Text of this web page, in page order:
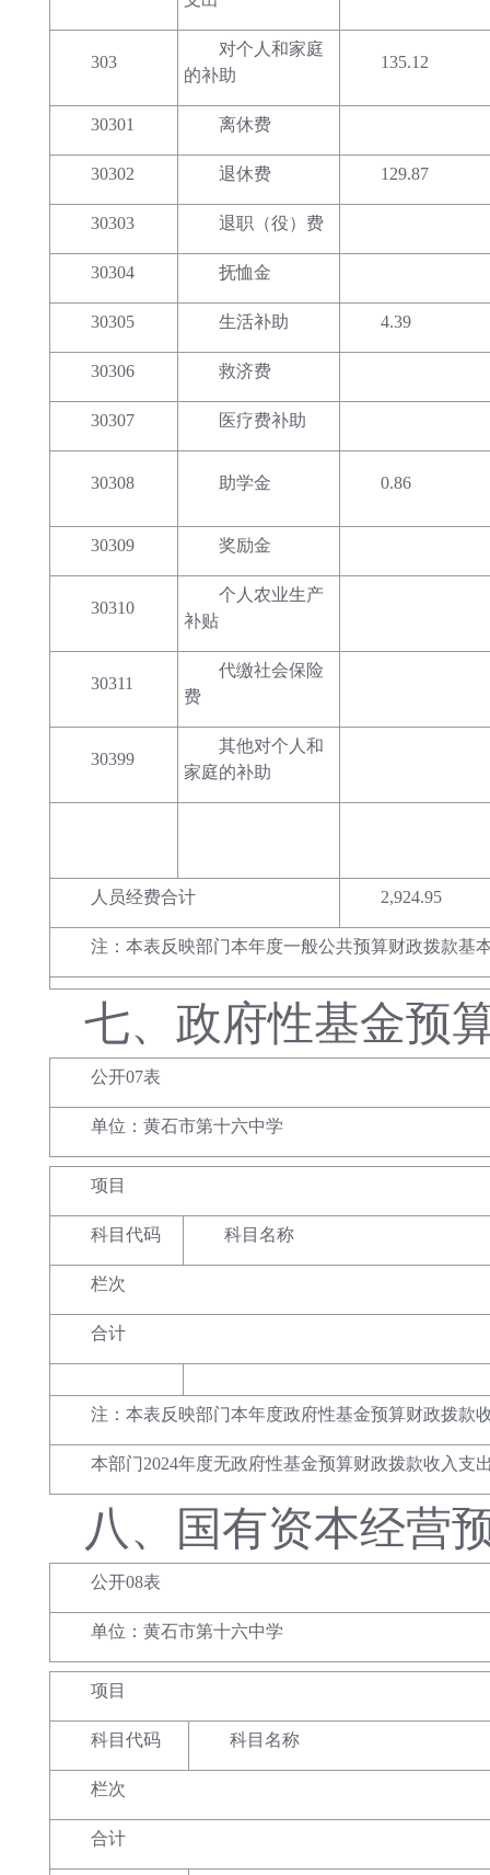
303
对个人和家庭
的补助
135.12
30301 离休费
30302 退休费 129.87
30303 退职（役）费
30304 抚恤金
30305 生活补助 4.39
30306 救济费
30307 医疗费补助
30308 助学金 0.86
30309 奖励金
30310
个人农业生产
补贴
30311
代缴社会保险
费
30399
其他对个人和
家庭的补助
人员经费合计 2,924.95
注：本表反映部门本年度一般公共预算财政拨款基
七、 政府性基金预
公开07表
单位：黄石市第十六中学
项目
科目代码 科目名称
栏次
合计
注：本表反映部门本年度政府性基金预算财政拨款
本部门2024年度无政府性基金预算财政拨款收入支
八、 国有资本经营
公开08表
单位：黄石市第十六中学
项目
科目代码 科目名称
栏次
合计